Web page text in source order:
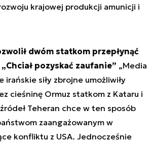
krajowej produkcji amunicji i
dwóm statkom przepłynąć
pozyskać zaufanie” „Media
irańskie siły zbrojne umożliwiły
cieśninę Ormuz statkom z Kataru i
Teheran chce w ten sposób
zaangażowanym w
konfliktu z USA. Jednocześnie